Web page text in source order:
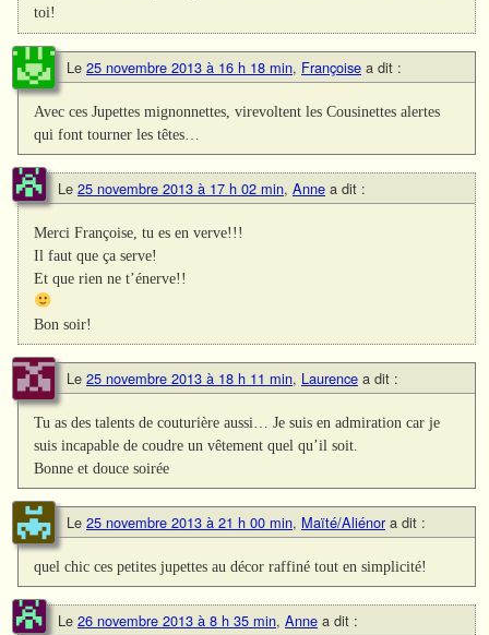
toi!
Le 25 novembre 2013 à 16 h 18 min, Françoise a dit :
Avec ces Jupettes mignonnettes, virevoltent les Cousinettes alertes
qui font tourner les têtes…
Le 25 novembre 2013 à 17 h 02 min, Anne a dit :
Merci Françoise, tu es en verve!!!
Il faut que ça serve!
Et que rien ne t’énerve!!
Bon soir!
Le 25 novembre 2013 à 18 h 11 min, Laurence a dit :
Tu as des talents de couturière aussi… Je suis en admiration car je
suis incapable de coudre un vêtement quel qu’il soit.
Bonne et douce soirée
Le 25 novembre 2013 à 21 h 00 min, Maïté/Aliénor a dit :
quel chic ces petites jupettes au décor raffiné tout en simplicité!
Le 26 novembre 2013 à 8 h 35 min, Anne a dit :